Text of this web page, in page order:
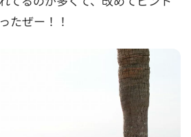
たぜー！！